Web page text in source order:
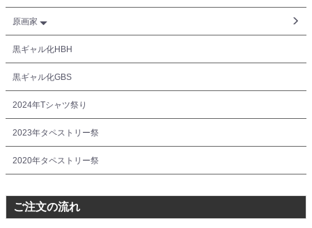
原画家
黒ギャル化HBH
黒ギャル化GBS
2024年Tシャツ祭り
2023年タペストリー祭
2020年タペストリー祭
ご注文の流れ